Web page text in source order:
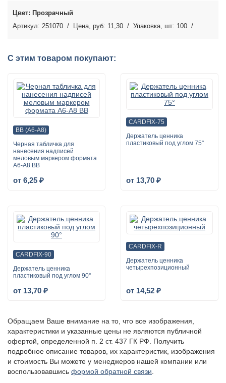
Прозрачный
251070
11,30 100
С этим товаром покупают:
BB (A6-A8)
Черная табличка для
нанесения надписей
меловым маркером формата
А6-А8 BB
от 6,25 ₽
CARDFIX-75
Держатель ценника
пластиковый под углом 75°
от 13,70 ₽
CARDFIX-90
Держатель ценника
пластиковый под углом 90°
от 13,70 ₽
CARDFIX-R
Держатель ценника
четырехпозиционный
от 14,52 ₽
Обращаем Ваше внимание на то, что все изображения,
характеристики и указанные цены не являются публичной
офертой, определенной п. 2 ст. 437 ГК РФ. Получить
подробное описание товаров, их характеристик, изображения
и стоимость Вы можете у менеджеров нашей компании или
воспользовавшись формой обратной связи